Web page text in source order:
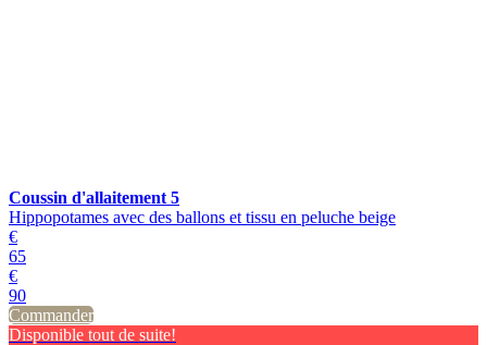
Coussin d'allaitement 5
Hippopotames avec des ballons et tissu en peluche beige
€
65
€
90
Commander
Disponible tout de suite!